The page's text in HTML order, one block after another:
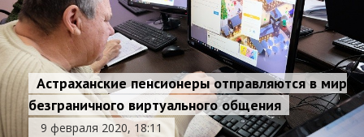
Астраханские пенсионеры отправляются в мир
безграничного виртуального общения
9 февраля 2020, 18:11